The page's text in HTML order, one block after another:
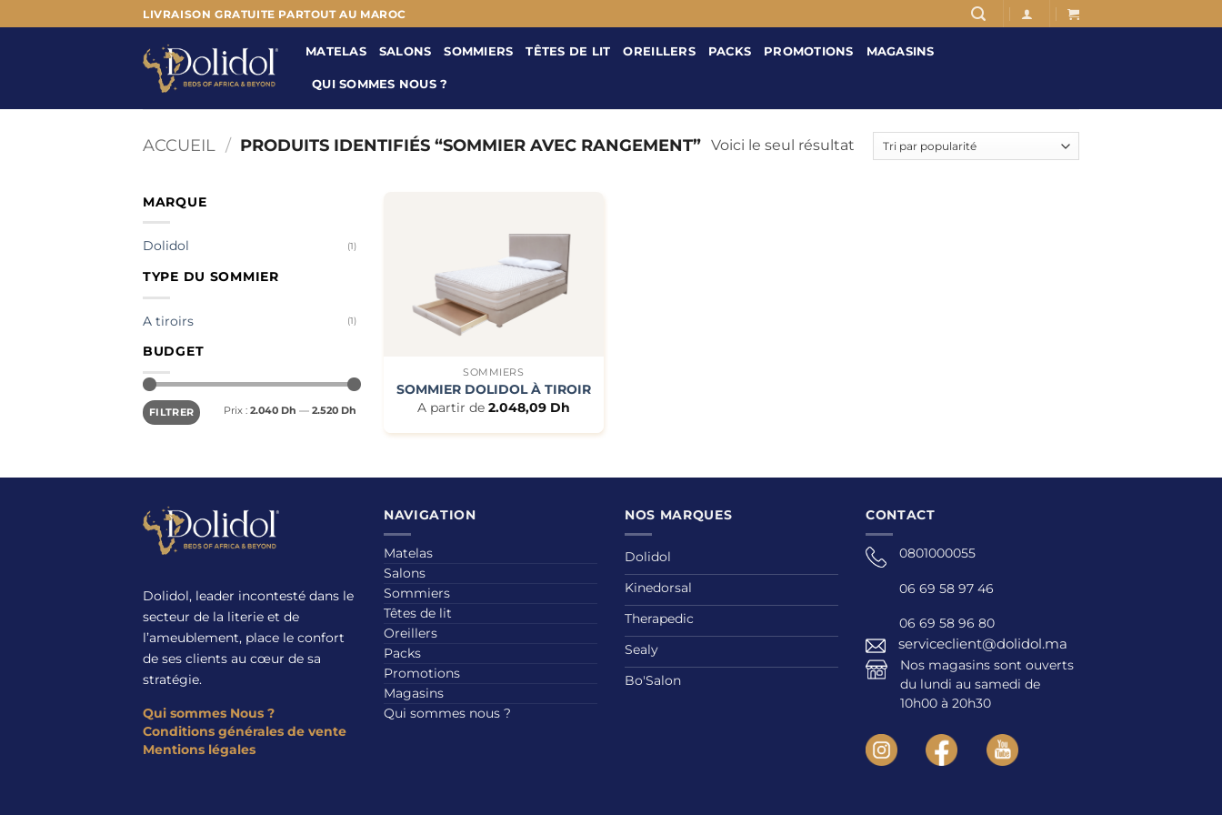
au
LIVRAISON GRATUITE PARTOUT AU MAROC
MATELAS SALONS SOMMIERS TÊTES DE LIT OREILLERS PACKS PROMOTIONS MAGASINS
QUI SOMMES NOUS ?
ACCUEIL / PRODUITS IDENTIFIÉS “SOMMIER AVEC RANGEMENT” Voici le seul résultat
MARQUE
Dolidol (1)
TYPE DU SOMMIER
A tiroirs (1)
BUDGET
Prix
min
Prix
max
FILTRER Prix : 2.040 Dh — 2.520 Dh
SOMMIERS
SOMMIER DOLIDOL À TIROIR
A partir de 2.048,09 Dh
Dolidol, leader incontesté dans le
secteur de la literie et de
l’ameublement, place le confort
de ses clients au cœur de sa
stratégie.
Qui sommes Nous ?
Conditions générales de vente
Mentions légales
NAVIGATION
Matelas
Salons
Sommiers
Têtes de lit
Oreillers
Packs
Promotions
Magasins
Qui sommes nous ?
NOS MARQUES
Dolidol
Kinedorsal
Therapedic
Sealy
Bo'Salon
CONTACT
0801000055
06 69 58 97 46
06 69 58 96 80
serviceclient@dolidol.ma
Nos magasins sont ouverts
du lundi au samedi de
10h00 à 20h30